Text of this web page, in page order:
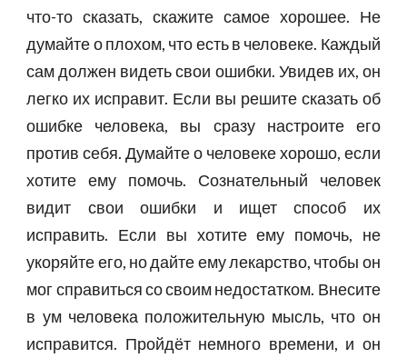
что-то сказать, скажите самое хорошее. Не
думайте о плохом, что есть в человеке. Каждый
сам должен видеть свои ошибки. Увидев их, он
легко их исправит. Если вы решите сказать об
ошибке человека, вы сразу настроите его
против себя. Думайте о человеке хорошо, если
хотите ему помочь. Сознательный человек
видит свои ошибки и ищет способ их
исправить. Если вы хотите ему помочь, не
укоряйте его, но дайте ему лекарство, чтобы он
мог справиться со своим недостатком. Внесите
в ум человека положительную мысль, что он
исправится. Пройдёт немного времени, и он